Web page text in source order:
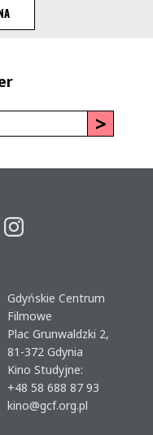
Gdyńskie Centrum
Filmowe
Plac Grunwaldzki 2,
81-372 Gdynia
Kino Studyjne:
+48 58 688 87 93
kino@gcf.org.pl